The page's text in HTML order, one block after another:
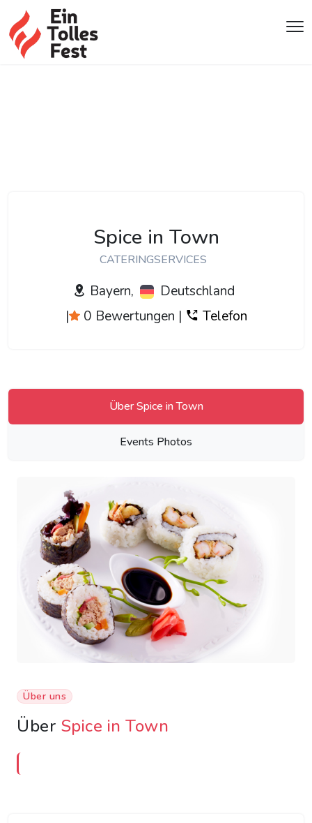
Spice in Town
CATERINGSERVICES
Bayern,
Deutschland
|
0 Bewertungen | Telefon
Über Spice in Town
Events Photos
Über uns
Über Spice in Town